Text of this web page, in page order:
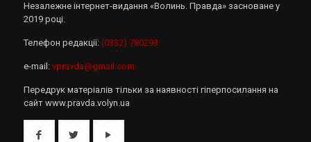
Незалежне інтернет-видання «Волинь. Правда» засноване у
2019 році.
Телефон редакції: (0332) 780293
e-mail: vpravda@gmail.com
Передрук матеріалів тільки за наявності гіперпосилання на
сайт www.pravda.volyn.ua